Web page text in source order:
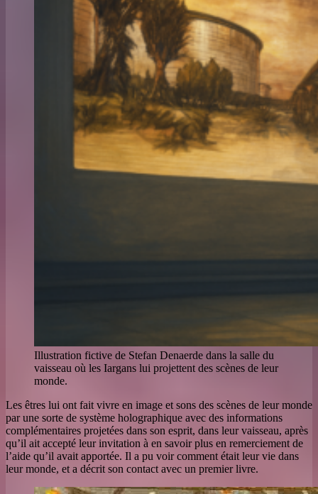
Illustration fictive de Stefan Denaerde dans la salle du
vaisseau où les Iargans lui projettent des scènes de leur
monde.
Les êtres lui ont fait vivre en image et sons des scènes de leur monde
par une sorte de système holographique avec des informations
complémentaires projetées dans son esprit, dans leur vaisseau, après
qu’il ait accepté leur invitation à en savoir plus en remerciement de
l’aide qu’il avait apportée. Il a pu voir comment était leur vie dans
leur monde, et a décrit son contact avec un premier livre.